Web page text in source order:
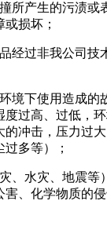
所产生的污渍或
损坏；
经过非我公司技
境下使用造成的
度过高、过低，
冲击，压力过
多等）；
、水灾、地震等
害、化学物质的